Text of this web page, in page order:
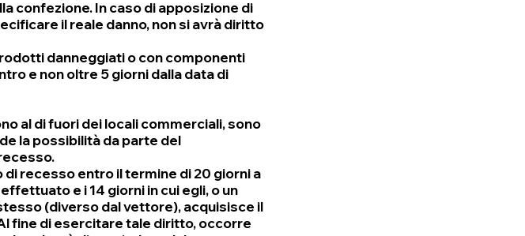
confezione. In caso di apposizione di
il reale danno, non si avrà diritto
danneggiati o con componenti
e non oltre 5 giorni dalla data di
al di fuori dei locali commerciali, sono
la possibilità da parte del
recesso entro il termine di 20 giorni a
e i 14 giorni in cui egli, o un
(diverso dal vettore), acquisisce il
fine di esercitare tale diritto, occorre